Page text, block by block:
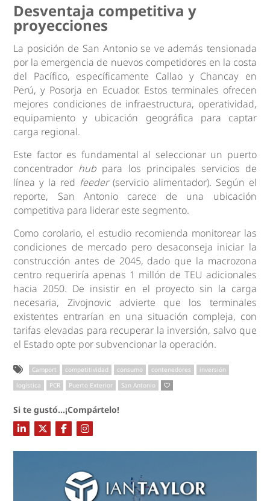
Desventaja competitiva y
proyecciones
La posición de San Antonio se ve además tensionada
por la emergencia de nuevos competidores en la costa
del Pacífico, específicamente Callao y Chancay en
Perú, y Posorja en Ecuador. Estos terminales ofrecen
mejores condiciones de infraestructura, operatividad,
equipamiento y ubicación geográfica para captar
carga regional.
Este factor es fundamental al seleccionar un puerto
concentrador hub para los principales servicios de
línea y la red feeder(servicio alimentador). Según el
reporte, San Antonio carece de una ubicación
competitiva para liderar este segmento.
Como corolario, el estudio recomienda monitorear las
condiciones de mercado pero desaconseja iniciar la
construcción antes de 2045, dado que la macrozona
centro requeriría apenas 1 millón de TEU adicionales
hacia 2050. De insistir en el proyecto sin la carga
necesaria, Zivojnovic advierte que los terminales
existentes entrarían en una situación compleja, con
tarifas elevadas para recuperar la inversión, salvo que
el Estado opte por subvencionar la operación.
Camport competitividad consumo contenedores
inversión
logística
PCR Puerto Exterior San Antonio
Si te gustó...¡Compártelo!